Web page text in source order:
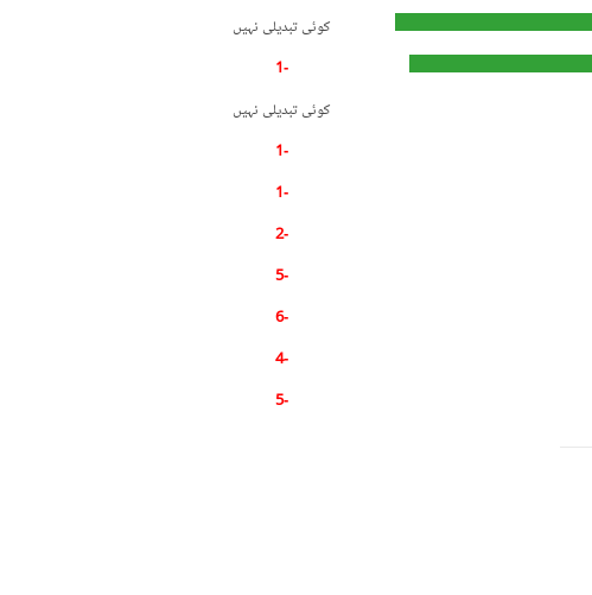
کوئی تبدیلی نہیں
-1
کوئی تبدیلی نہیں
-1
-1
-2
-5
-6
-4
-5